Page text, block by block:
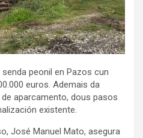
peonil en Pazos cun
euros. Ademais da
aparcamento, dous pasos
existente.
José Manuel Mato, asegura